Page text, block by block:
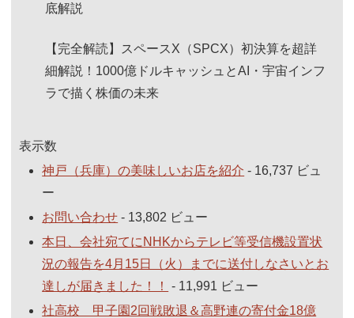
底解説
【完全解読】スペースX（SPCX）初決算を超詳
細解説！1000億ドルキャッシュとAI・宇宙インフ
ラで描く株価の未来
表示数
神戸（兵庫）の美味しいお店を紹介 - 16,737 ビュ
ー
お問い合わせ - 13,802 ビュー
本日、会社宛てにNHKからテレビ等受信機設置状
況の報告を4月15日（火）までに送付しなさいとお
達しが届きました！！
- 11,991 ビュー
社高校 甲子園2回戦敗退＆高野連の寄付金18億